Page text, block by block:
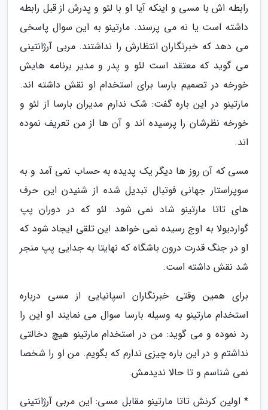
رابطه اش با مسی و اینکه آیا او با لئو و پدرش از قبل رابطه
داشته است یا نه می پرسند. مارتینو به این سوال پاسخی
می دهد که خبرنگاران انتظارش را نداشتند. مربی آرژانتینی
می گوید که معتقد است لئو و پدر و مدیر برنامه هایش
خورخه در تصمیم بارسا برای استخدام او نقش داشته اند.
مارتینو در این باره گفت: شک ندارم مدیران بارسا از لئو و
خورخه نظرشان را پرسیده اند و آن ها از من تعریف نموده
اند.
مسی که آن روز ها دیگر یک پدیده به حساب نمی آمد و به
سوپراستار جهانی فوتبال تبدیل شده از شنیدن این حرف
های تاتا مارتینو شاد نمی شود. لئو که در دوران پپ
گواردیولا به اوج رسیده نمی خواهد این تلقی ایجاد شود که
او در جنگ قدرت درون باشگاه که نهایتا به جدایی پپ منجر
شد نقش داشته است.
برای همین وقتی خبرنگاران اسپانیایی از مسی درباره
استخدام مارتینو به وسیله بارسا سوال می نمایند او این را
رد نموده و می گوید: من در استخدام مارتینو هیچ دخالتی
نداشتم و در این باره چیزی ندارم که بگویم. من او را شخصا
نمی شناسم و تا حالا ندیدمش.
* اولین کرنش تاتا مارتینو مقابل مسی: این مربی آرژانتینی